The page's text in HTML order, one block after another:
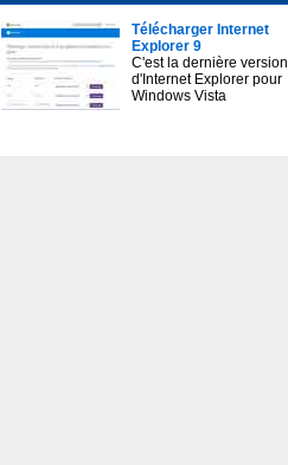
Télécharger Internet
Explorer 9
C'est la dernière version
d'Internet Explorer pour
Windows Vista